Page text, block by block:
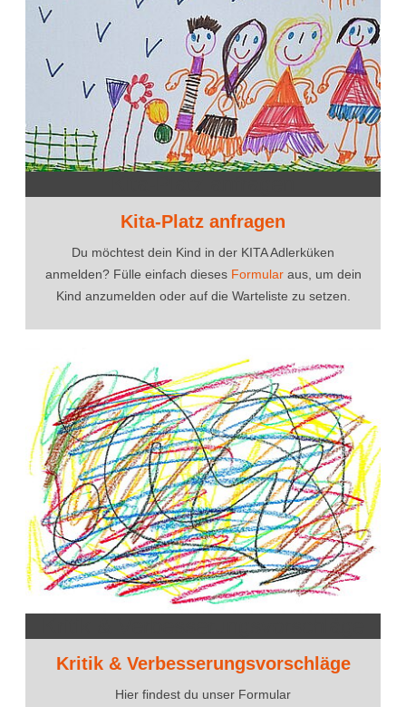
Kita-Platz anfragen
Du möchtest dein Kind in der KITA Adlerküken
anmelden? Fülle einfach dieses Formularaus, um dein
Kind anzumelden oder auf die Warteliste zu setzen.
Kritik & Verbesserungsvorschläge
Hier findest du unser Formular